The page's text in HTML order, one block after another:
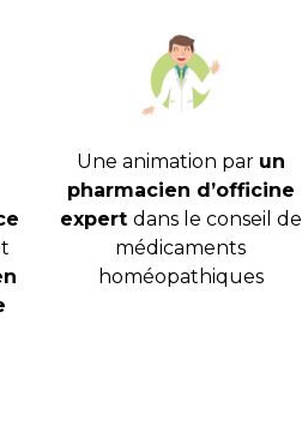
Une animation par un
pharmacien d’officine
expert dans le conseil de
médicaments
homéopathiques